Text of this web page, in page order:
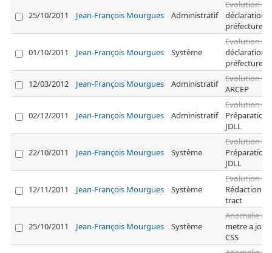
25/10/2011 Jean-François Mourgues Administratif
Evolution
déclaration
préfecture
01/10/2011 Jean-François Mourgues Système
Evolution
déclaration
préfecture
12/03/2012
Jean-François Mourgues Administratif
Evolution
ARCEP
02/12/2011 Jean-François Mourgues Administratif
Evolution
Préparation
JDLL
22/10/2011 Jean-François Mourgues Système
Evolution
Préparation
JDLL
12/11/2011 Jean-François Mourgues Système
Evolution
Rédaction
tract
25/10/2011 Jean-François Mourgues Système
Anomalie
metre a jour
CSS